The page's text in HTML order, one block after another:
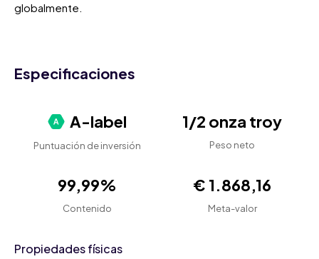
globalmente.
Especificaciones
A-label
Puntuación de inversión
1/2 onza troy
Peso neto
99,99%
Contenido
€ 1.868,16
Meta-valor
Propiedades físicas